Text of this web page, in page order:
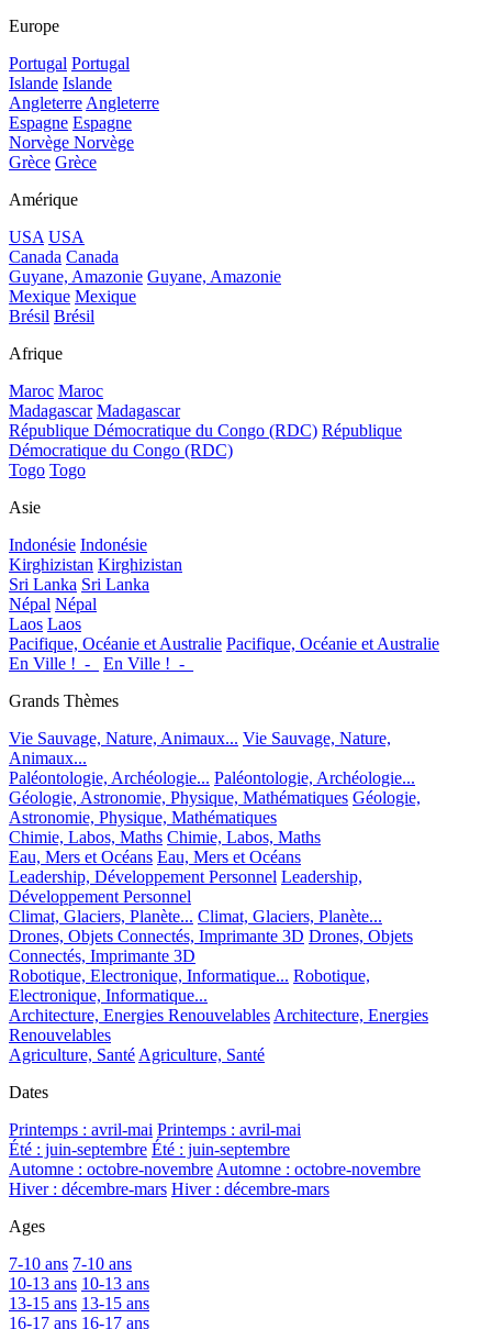
Europe
Portugal Portugal
Islande Islande
AngleterreAngleterre
Espagne Espagne
Norvège Norvège
Grèce Grèce
Amérique
USA USA
Canada Canada
Guyane, Amazonie Guyane, Amazonie
Mexique Mexique
Brésil Brésil
Afrique
Maroc Maroc
Madagascar Madagascar
République Démocratique du Congo (RDC) République
Démocratique du Congo (RDC)
Togo Togo
Asie
Indonésie Indonésie
Kirghizistan Kirghizistan
Sri Lanka Sri Lanka
Népal Népal
Laos Laos
Pacifique, Océanie et Australie Pacifique, Océanie et Australie
En Ville !_-_
En Ville !_-_
Grands Thèmes
Vie Sauvage, Nature, Animaux... Vie Sauvage, Nature,
Animaux...
Paléontologie, Archéologie... Paléontologie, Archéologie...
Géologie, Astronomie, Physique, Mathématiques Géologie,
Astronomie, Physique, Mathématiques
Chimie, Labos, Maths Chimie, Labos, Maths
Eau, Mers et Océans Eau, Mers et Océans
Leadership, Développement Personnel Leadership,
Développement Personnel
Climat, Glaciers, Planète... Climat, Glaciers, Planète...
Drones, Objets Connectés, Imprimante 3D Drones, Objets
Connectés, Imprimante 3D
Robotique, Electronique, Informatique... Robotique,
Electronique, Informatique...
Architecture, Energies RenouvelablesArchitecture, Energies
Renouvelables
Agriculture, SantéAgriculture, Santé
Dates
Printemps : avril-mai Printemps : avril-mai
Été : juin-septembre Été : juin-septembre
Automne : octobre-novembreAutomne : octobre-novembre
Hiver : décembre-mars Hiver : décembre-mars
Ages
7-10 ans 7-10 ans
10-13 ans 10-13 ans
13-15 ans 13-15 ans
16-17 ans 16-17 ans